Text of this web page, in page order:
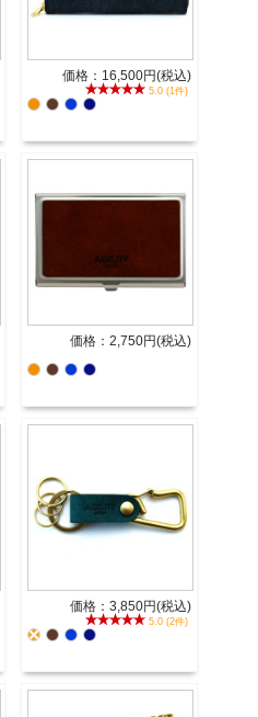
価格：16,500円(税込)
5.0 (1件)
価格：2,750円(税込)
価格：3,850円(税込)
5.0 (2件)